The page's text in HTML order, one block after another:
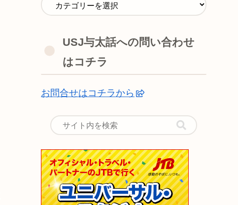
USJ与太話への問い合わせ
はコチラ
お問合せはコチラから